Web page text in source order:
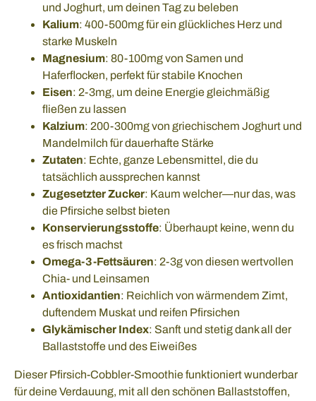
und Joghurt, um deinen Tag zu beleben
Kalium: 400-500mg für ein glückliches Herz und
starke Muskeln
Magnesium: 80-100mg von Samen und
Haferflocken, perfekt für stabile Knochen
Eisen: 2-3mg, um deine Energie gleichmäßig
fließen zu lassen
Kalzium: 200-300mg von griechischem Joghurt und
Mandelmilch für dauerhafte Stärke
Zutaten: Echte, ganze Lebensmittel, die du
tatsächlich aussprechen kannst
Zugesetzter Zucker: Kaum welcher—nur das, was
die Pfirsiche selbst bieten
Konservierungsstoffe: Überhaupt keine, wenn du
es frisch machst
Omega-3-Fettsäuren: 2-3g von diesen wertvollen
Chia- und Leinsamen
Antioxidantien: Reichlich von wärmendem Zimt,
duftendem Muskat und reifen Pfirsichen
Glykämischer Index: Sanft und stetig dank all der
Ballaststoffe und des Eiweißes
Dieser Pfirsich-Cobbler-Smoothie funktioniert wunderbar
für deine Verdauung, mit all den schönen Ballaststoffen,